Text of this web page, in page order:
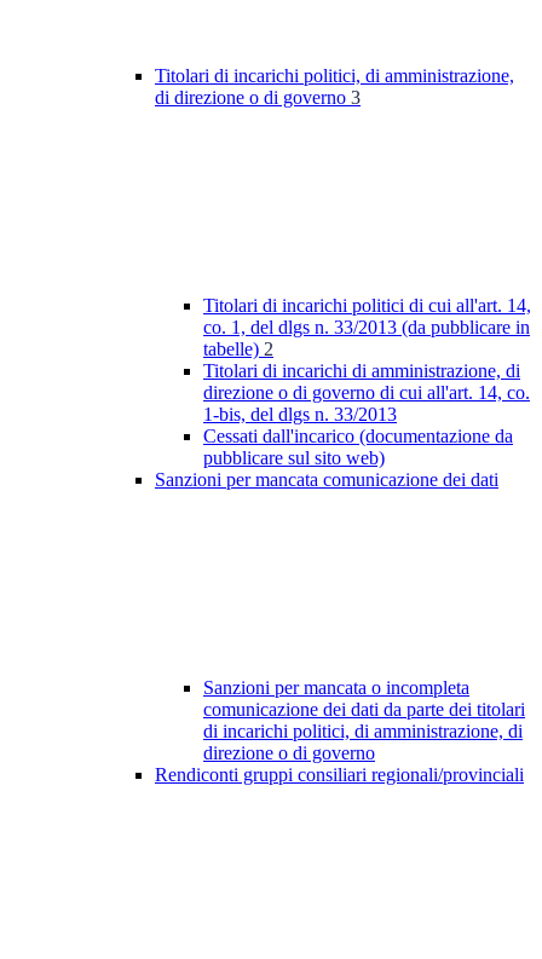
Titolari di incarichi politici, di amministrazione,
di direzione o di governo 3
Titolari di incarichi politici di cui all'art. 14,
co. 1, del dlgs n. 33/2013 (da pubblicare in
tabelle) 2
Titolari di incarichi di amministrazione, di
direzione o di governo di cui all'art. 14, co.
1-bis, del dlgs n. 33/2013
Cessati dall'incarico (documentazione da
pubblicare sul sito web)
Sanzioni per mancata comunicazione dei dati
Sanzioni per mancata o incompleta
comunicazione dei dati da parte dei titolari
di incarichi politici, di amministrazione, di
direzione o di governo
Rendiconti gruppi consiliari regionali/provinciali